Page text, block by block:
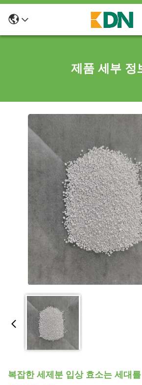
제품 세부 정
복잡한 세제분 입상 효소는 세대